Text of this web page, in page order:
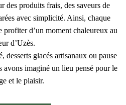
des produits frais, des saveurs de
avec simplicité. Ainsi, chaque
profiter d’un moment chaleureux au
d’Uzès.
desserts glacés artisanaux ou pause
avons imaginé un lieu pensé pour le
et le plaisir.